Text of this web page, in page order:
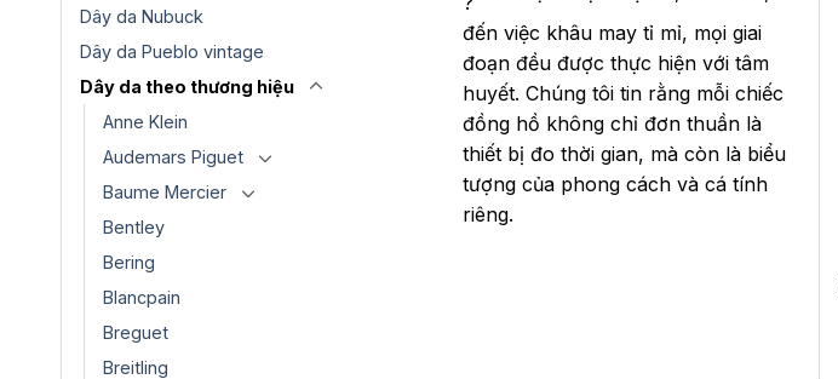
Dây da Nubuck
Dây da Pueblo vintage
Dây da theo thương hiệu
Anne Klein
Audemars Piguet
Baume Mercier
Bentley
Bering
Blancpain
Breguet
Breitling
đến việc khâu may tỉ mỉ, mọi giai
đoạn đều được thực hiện với tâm
huyết. Chúng tôi tin rằng mỗi chiếc
đồng hồ không chỉ đơn thuần là
thiết bị đo thời gian, mà còn là biểu
tượng của phong cách và cá tính
riêng.